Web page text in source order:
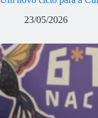
23/05/2026